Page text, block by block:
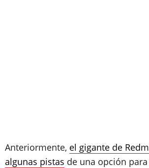
Anteriormente, el gigante de
algunas pistas de una opción